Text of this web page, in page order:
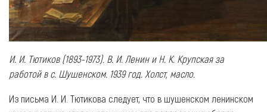
И. И. Тютиков (1893-1973). В. И. Ленин и Н. К. Крупская за
работой в с. Шушенском. 1939 год. Холст, масло.
Из письма И. И. Тютикова следует, что в шушенском ленинском